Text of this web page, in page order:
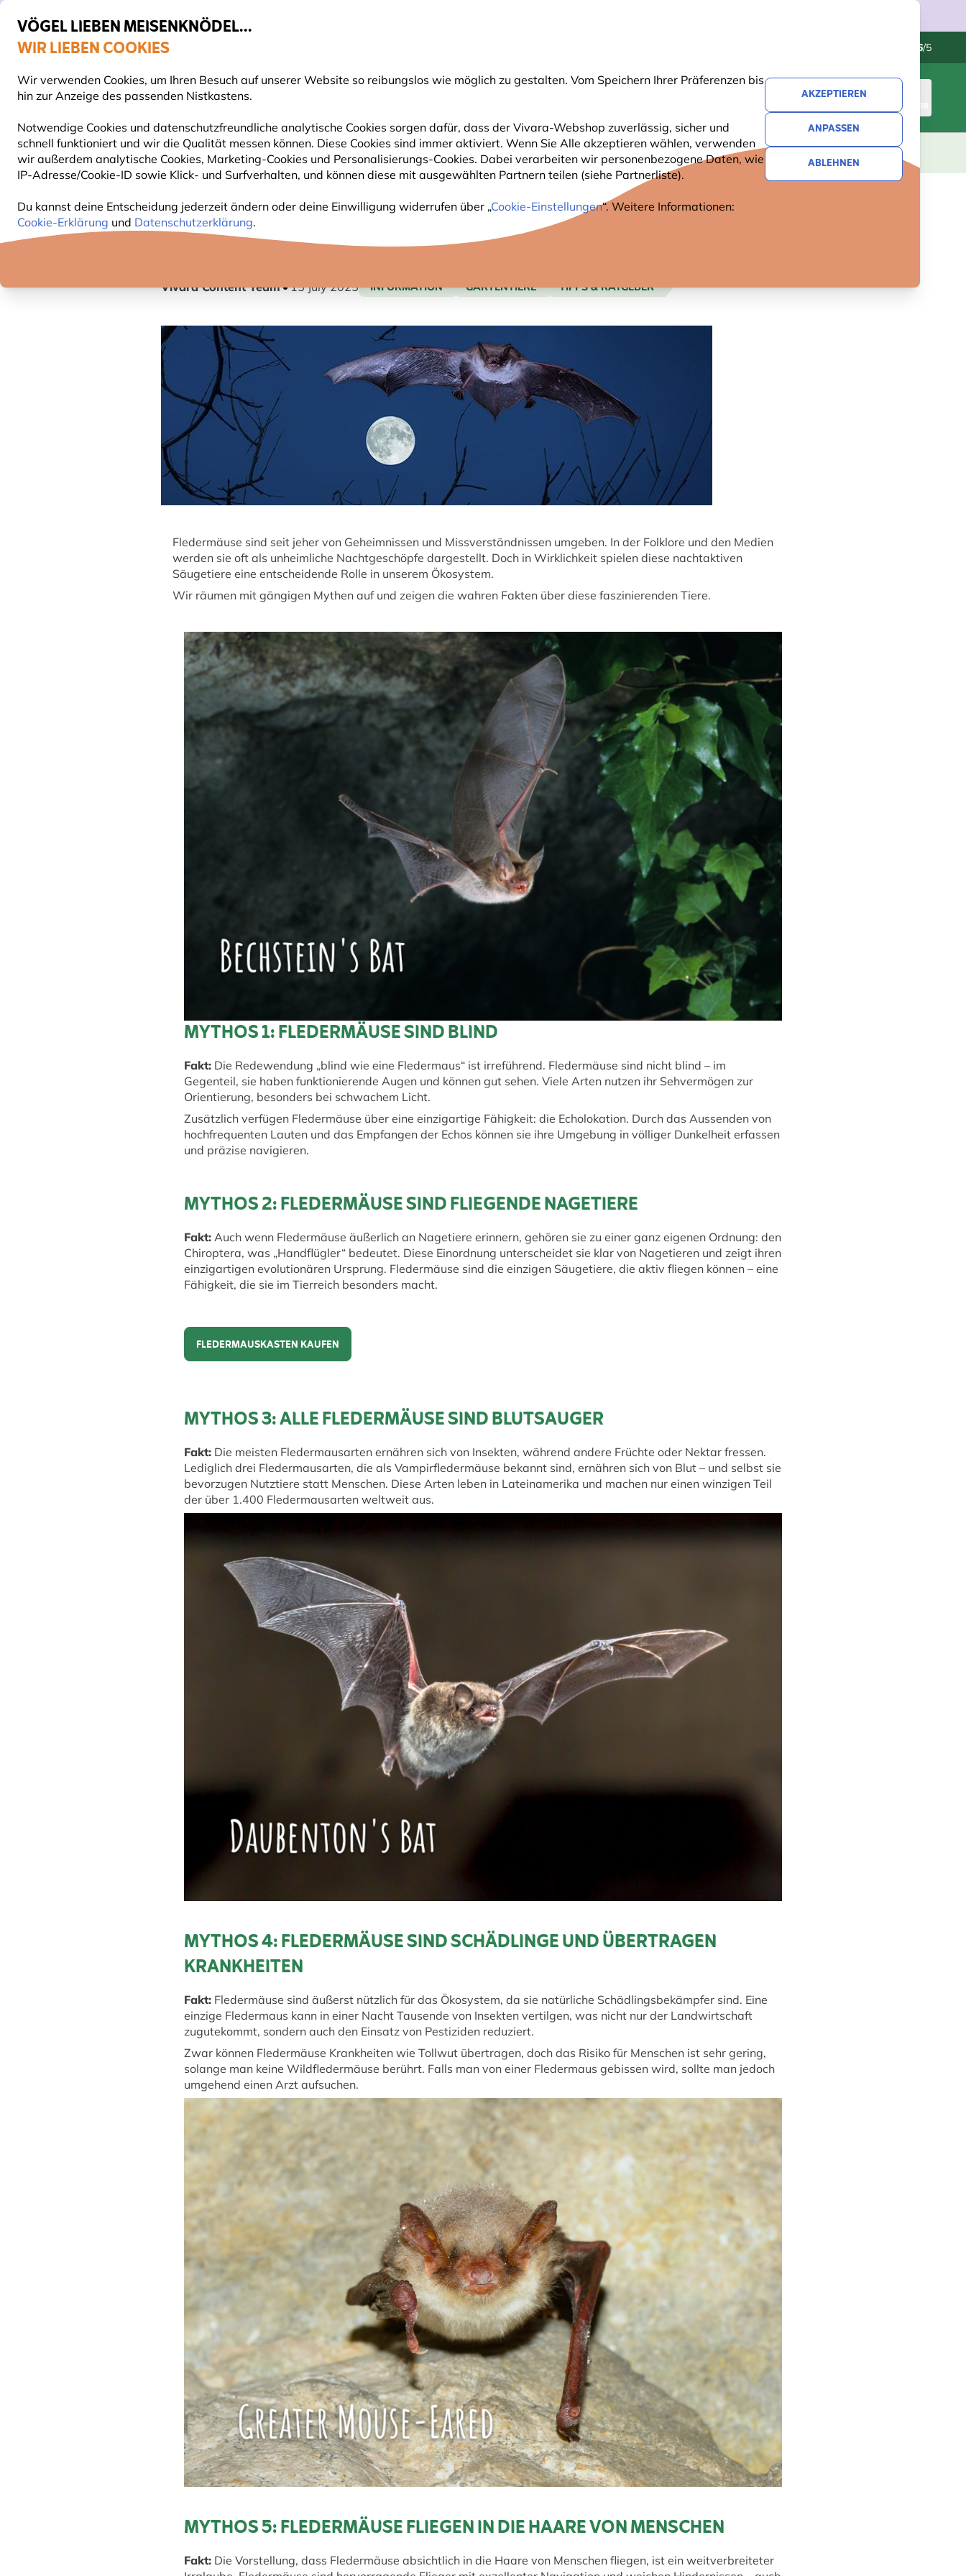
VÖGEL LIEBEN MEISENKNÖDEL...
WIR LIEBEN COOKIES
Wir verwenden Cookies, um Ihren Besuch auf unserer Website so reibungslos wie möglich zu gestalten. Vom Speichern Ihrer Präferenzen bis
hin zur Anzeige des passenden Nistkastens.
Notwendige Cookies und datenschutzfreundliche analytische Cookies sorgen dafür, dass der Vivara-Webshop zuverlässig, sicher und
schnell funktioniert und wir die Qualität messen können. Diese Cookies sind immer aktiviert. Wenn Sie Alle akzeptieren wählen, verwenden
wir außerdem analytische Cookies, Marketing-Cookies und Personalisierungs-Cookies. Dabei verarbeiten wir personenbezogene Daten, wie
IP-Adresse/Cookie-ID sowie Klick- und Surfverhalten, und können diese mit ausgewählten Partnern teilen (siehe Partnerliste).
Du kannst deine Entscheidung jederzeit ändern oder deine Einwilligung widerrufen über „Cookie-Einstellungen“. Weitere Informationen:
Cookie-Erklärung und Datenschutzerklärung.
AKZEPTIEREN
ANPASSEN
ABLEHNEN
Top-bewertet in 11 Ländern
Gratis Versand ab 65 € 4.6/5
Suche
WARENKORB
VOGELFUTTER FUTTERHÄUSER NISTKÄSTEN GARTENTIERE PFLANZEN NATURBEOBACHTUNG GESCHENKE NEUHEITEN ANGEBOTE
FAKTEN UND MYTHEN ÜBER FLEDERMÄUSE
Vivara Content Team 15 July 2025 INFORMATION GARTENTIERE TIPPS & RATGEBER
Fledermäuse sind seit jeher von Geheimnissen und Missverständnissen umgeben. In der Folklore und den Medien
werden sie oft als unheimliche Nachtgeschöpfe dargestellt. Doch in Wirklichkeit spielen diese nachtaktiven
Säugetiere eine entscheidende Rolle in unserem Ökosystem.
Wir räumen mit gängigen Mythen auf und zeigen die wahren Fakten über diese faszinierenden Tiere.
MYTHOS 1: FLEDERMÄUSE SIND BLIND
Fakt: Die Redewendung „blind wie eine Fledermaus“ ist irreführend. Fledermäuse sind nicht blind – im
Gegenteil, sie haben funktionierende Augen und können gut sehen. Viele Arten nutzen ihr Sehvermögen zur
Orientierung, besonders bei schwachem Licht.
Zusätzlich verfügen Fledermäuse über eine einzigartige Fähigkeit: die Echolokation. Durch das Aussenden von
hochfrequenten Lauten und das Empfangen der Echos können sie ihre Umgebung in völliger Dunkelheit erfassen
und präzise navigieren.
MYTHOS 2: FLEDERMÄUSE SIND FLIEGENDE NAGETIERE
Fakt: Auch wenn Fledermäuse äußerlich an Nagetiere erinnern, gehören sie zu einer ganz eigenen Ordnung: den
Chiroptera, was „Handflügler“ bedeutet. Diese Einordnung unterscheidet sie klar von Nagetieren und zeigt ihren
einzigartigen evolutionären Ursprung. Fledermäuse sind die einzigen Säugetiere, die aktiv fliegen können – eine
Fähigkeit, die sie im Tierreich besonders macht.
FLEDERMAUSKASTEN KAUFEN
MYTHOS 3: ALLE FLEDERMÄUSE SIND BLUTSAUGER
Fakt: Die meisten Fledermausarten ernähren sich von Insekten, während andere Früchte oder Nektar fressen.
Lediglich drei Fledermausarten, die als Vampirfledermäuse bekannt sind, ernähren sich von Blut – und selbst sie
bevorzugen Nutztiere statt Menschen. Diese Arten leben in Lateinamerika und machen nur einen winzigen Teil
der über 1.400 Fledermausarten weltweit aus.
MYTHOS 4: FLEDERMÄUSE SIND SCHÄDLINGE UND ÜBERTRAGEN
KRANKHEITEN
Fakt: Fledermäuse sind äußerst nützlich für das Ökosystem, da sie natürliche Schädlingsbekämpfer sind. Eine
einzige Fledermaus kann in einer Nacht Tausende von Insekten vertilgen, was nicht nur der Landwirtschaft
zugutekommt, sondern auch den Einsatz von Pestiziden reduziert.
Zwar können Fledermäuse Krankheiten wie Tollwut übertragen, doch das Risiko für Menschen ist sehr gering,
solange man keine Wildfledermäuse berührt. Falls man von einer Fledermaus gebissen wird, sollte man jedoch
umgehend einen Arzt aufsuchen.
MYTHOS 5: FLEDERMÄUSE FLIEGEN IN DIE HAARE VON MENSCHEN
Fakt: Die Vorstellung, dass Fledermäuse absichtlich in die Haare von Menschen fliegen, ist ein weitverbreiteter